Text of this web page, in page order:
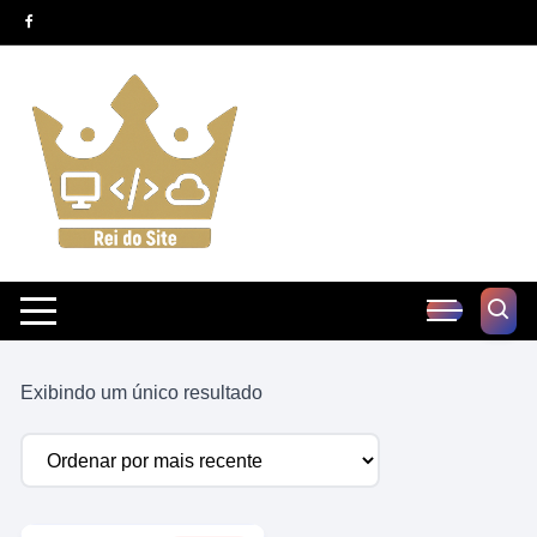
Pular
para
conteúdo
Exibindo um único resultado